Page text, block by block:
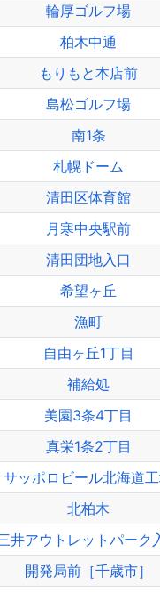
輪厚ゴルフ場
柏木中通
もりもと本店前
島松ゴルフ場
南1条
札幌ドーム
清田区体育館
月寒中央駅前
清田団地入口
希望ヶ丘
漁町
自由ヶ丘1丁目
補給処
美園3条4丁目
真栄1条2丁目
サッポロビール北海道
北柏木
井アウトレットパーク
開発局前［千歳市］